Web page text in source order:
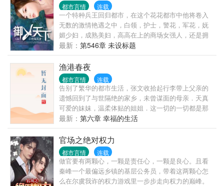
都市言情 连载
一个特种兵王回归都市，在这个花花都市中他将卷入
无数的激情艳遇之中，白领，护士，警花，军花，妩
媚少妇，成熟美妇，高高在上的商场女强人，还是拥
有无数粉丝的女明星！
最新： 第546章 未设标题
渔港春夜
都市言情 连载
告别了繁华的都市生活，张文收拾起行李带上父亲的
遗憾回到了与世隔绝的家乡，未曾谋面的母亲．天真
可爱的妹妹，温柔体贴的姐姐．这一切的一切都是那
么的陌生和熟悉. 但习惯了都市生活的他在这能习惯这
种日出而作，日落而息．听着海潮的寂寞生活吗？当
他发现这里有太多值得去发掘的乐趣时，生活也变得
精彩起来．寂寞的海潮也变成了激情的春潮． 【故事
的发生地是一个无视人伦的小渔村,咳咳】 这里的一切
都是那么的传
最新： 第六章 幸福的生活
官场之绝对权力
都市言情 连载
做官要有两颗心，一颗是责任心，一颗是良心。且看
秦峰一个最偏远乡镇的基层公务员，带着这两颗心怎
么在尔虞我诈的权力游戏里一步步走向权力的巅峰。